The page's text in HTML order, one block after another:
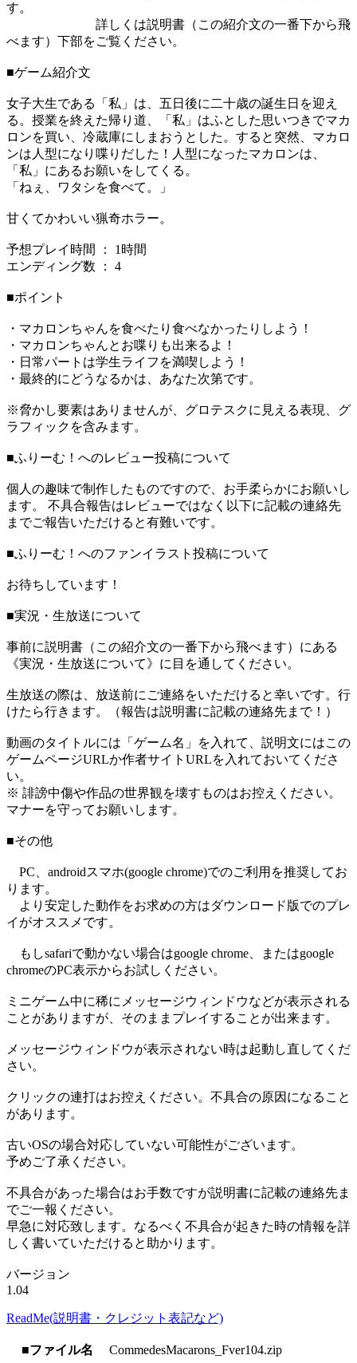
す。
詳しくは説明書（この紹介文の一番下から飛
べます）下部をご覧ください。
■ゲーム紹介文
女子大生である「私」は、五日後に二十歳の誕生日を迎え
る。授業を終えた帰り道、「私」はふとした思いつきでマカ
ロンを買い、冷蔵庫にしまおうとした。すると突然、マカロ
ンは人型になり喋りだした！人型になったマカロンは、
「私」にあるお願いをしてくる。
「ねぇ、ワタシを食べて。」
甘くてかわいい猟奇ホラー。
予想プレイ時間 ： 1時間
エンディング数 ： 4
■ポイント
・マカロンちゃんを食べたり食べなかったりしよう！
・マカロンちゃんとお喋りも出来るよ！
・日常パートは学生ライフを満喫しよう！
・最終的にどうなるかは、あなた次第です。
※脅かし要素はありませんが、グロテスクに見える表現、グ
ラフィックを含みます。
■ふりーむ！へのレビュー投稿について
個人の趣味で制作したものですので、お手柔らかにお願いし
ます。 不具合報告はレビューではなく以下に記載の連絡先
までご報告いただけると有難いです。
■ふりーむ！へのファンイラスト投稿について
お待ちしています！
■実況・生放送について
事前に説明書（この紹介文の一番下から飛べます）にある
《実況・生放送について》に目を通してください。
生放送の際は、放送前にご連絡をいただけると幸いです。行
けたら行きます。（報告は説明書に記載の連絡先まで！）
動画のタイトルには「ゲーム名」を入れて、説明文にはこの
ゲームページURLか作者サイトURLを入れておいてくださ
い。
※ 誹謗中傷や作品の世界観を壊すものはお控えください。
マナーを守ってお願いします。
■その他
PC、androidスマホ(google chrome)でのご利用を推奨してお
ります。
より安定した動作をお求めの方はダウンロード版でのプレ
イがオススメです。
もしsafariで動かない場合はgoogle chrome、またはgoogle
chromeのPC表示からお試しください。
ミニゲーム中に稀にメッセージウィンドウなどが表示される
ことがありますが、そのままプレイすることが出来ます。
メッセージウィンドウが表示されない時は起動し直してくだ
さい。
クリックの連打はお控えください。不具合の原因になること
があります。
古いOSの場合対応していない可能性がございます。
予めご了承ください。
不具合があった場合はお手数ですが説明書に記載の連絡先ま
でご一報ください。
早急に対応致します。なるべく不具合が起きた時の情報を詳
しく書いていただけると助かります。
バージョン
1.04
ReadMe(説明書・クレジット表記など)
■ファイル名 CommedesMacarons_Fver104.zip